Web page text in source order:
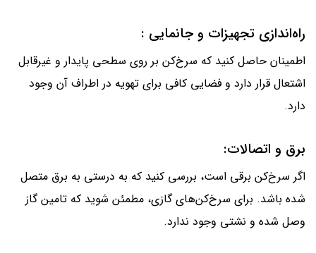
راه‌اندازی تجهیزات و جانمایی :
اطمینان حاصل کنید که سرخ‌کن بر روی سطحی پایدار و غیرقابل
اشتعال قرار دارد و فضایی کافی برای تهویه در اطراف آن وجود
دارد.
برق و اتصالات:
اگر سرخ‌کن برقی است، بررسی کنید که به درستی به برق متصل
شده باشد. برای سرخ‌کن‌های گازی، مطمئن شوید که تامین گاز
وصل شده و نشتی وجود ندارد.